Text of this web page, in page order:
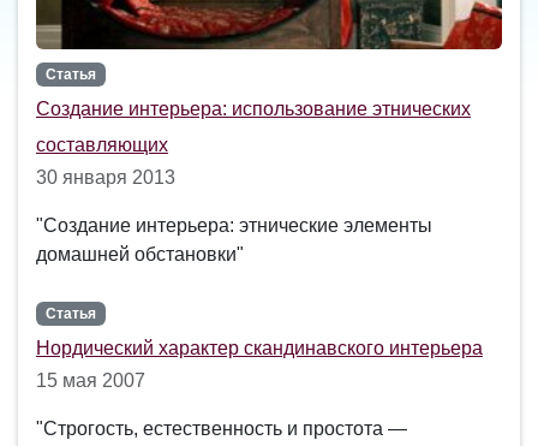
Статья
Создание интерьера: использование этнических
составляющих
30 января 2013
"Создание интерьера: этнические элементы
домашней обстановки"
Статья
Нордический характер скандинавского интерьера
15 мая 2007
"Строгость, естественность и простота —